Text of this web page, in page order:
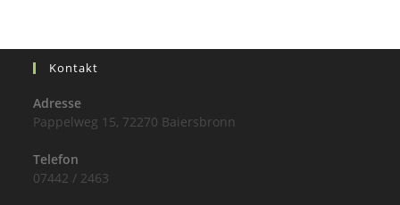
Kontakt
Adresse
Pappelweg 15, 72270 Baiersbronn
Telefon
07442 / 2463